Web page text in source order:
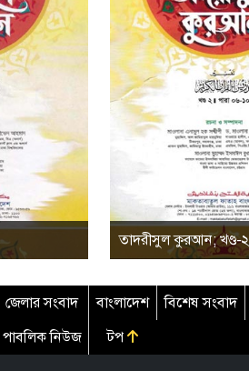
তাদরীসুল কুরআন; খণ্ড-২
জেলার সংবাদ বাংলাদেশ বিশেষ সংবাদ
পাবলিক নিউজ টপ